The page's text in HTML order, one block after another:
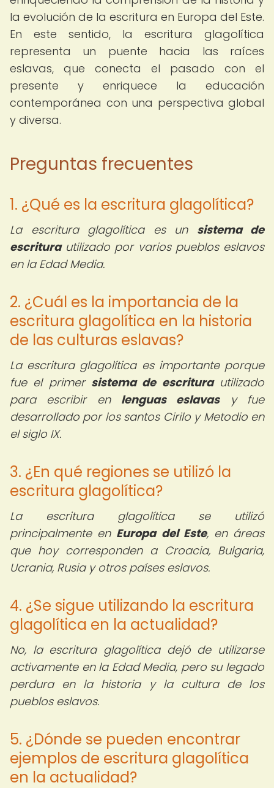
la evolución de la escritura en Europa del Este.
En este sentido, la escritura glagolítica
representa un puente hacia las raíces
eslavas, que conecta el pasado con el
presente y enriquece la educación
contemporánea con una perspectiva global
y diversa.
Preguntas frecuentes
1. ¿Qué es la escritura glagolítica?
La escritura glagolítica es un sistema de
escriturautilizado por varios pueblos eslavos
en la Edad Media.
2. ¿Cuál es la importancia de la
escritura glagolítica en la historia
de las culturas eslavas?
La escritura glagolítica es importante porque
fue el primer sistema de escriturautilizado
para escribir en lenguas eslavasy fue
desarrollado por los santos Cirilo y Metodio en
el siglo IX.
3. ¿En qué regiones se utilizó la
escritura glagolítica?
La escritura glagolítica se utilizó
principalmente en Europa del Este, en áreas
que hoy corresponden a Croacia, Bulgaria,
Ucrania, Rusia y otros países eslavos.
4. ¿Se sigue utilizando la escritura
glagolítica en la actualidad?
No, la escritura glagolítica dejó de utilizarse
activamente en la Edad Media, pero su legado
perdura en la historia y la cultura de los
pueblos eslavos.
5. ¿Dónde se pueden encontrar
ejemplos de escritura glagolítica
en la actualidad?